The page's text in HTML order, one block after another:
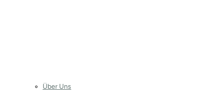
Über Uns